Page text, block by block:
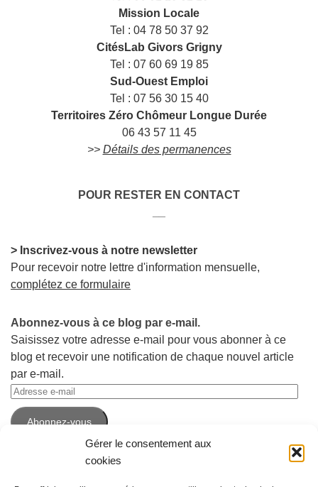
Gérer le consentement aux
cookies
Mission Locale
Tel : 04 78 50 37 92
CitésLab Givors Grigny
Tel : 07 60 69 19 85
Sud-Ouest Emploi
Tel : 07 56 30 15 40
Territoires Zéro Chômeur Longue Durée
06 43 57 11 45
>> Détails des permanences
POUR RESTER EN CONTACT
> Inscrivez-vous à notre newsletter
Pour recevoir notre lettre d'information mensuelle,
complétez ce formulaire
Abonnez-vous à ce blog par e-mail.
Saisissez votre adresse e-mail pour vous abonner à ce
blog et recevoir une notification de chaque nouvel article
par e-mail.
Adresse
e-
mailAbonnez-vous